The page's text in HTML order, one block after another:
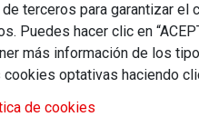
terceros para garantizar
Puedes hacer clic en
más información de los
optativas haciendo clic
de cookies